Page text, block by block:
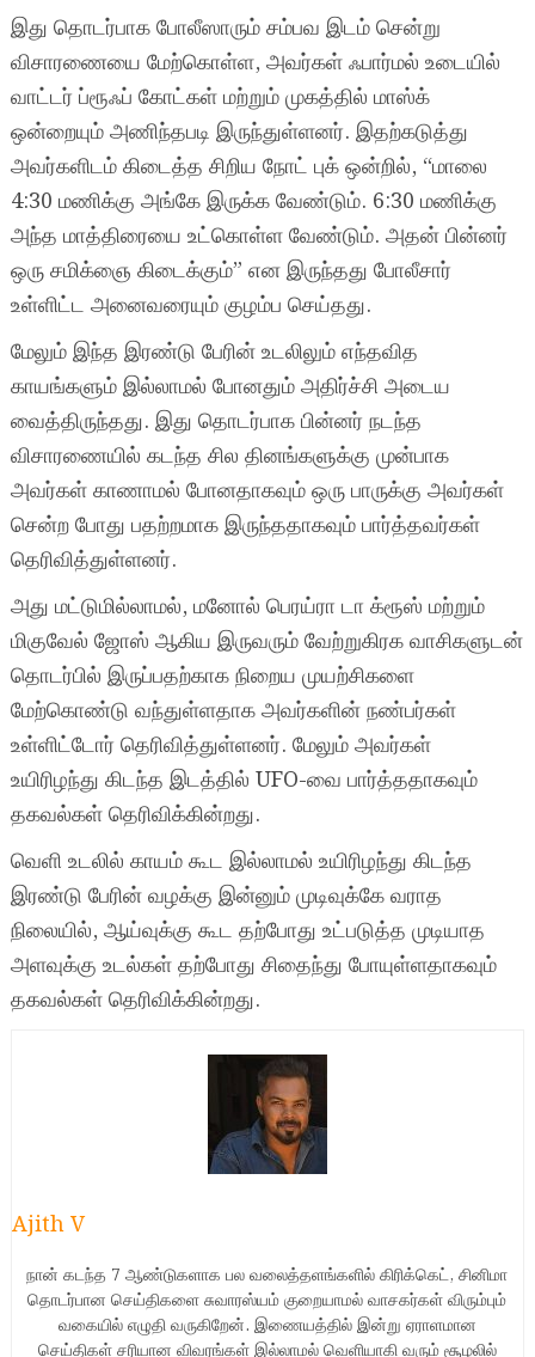
இது தொடர்பாக போலீஸாரும் சம்பவ இடம் சென்று
விசாரணையை மேற்கொள்ள, அவர்கள் ஃபார்மல் உடையில்
வாட்டர் ப்ரூஃப் கோட்கள் மற்றும் முகத்தில் மாஸ்க்
ஒன்றையும் அணிந்தபடி இருந்துள்ளனர். இதற்கடுத்து
அவர்களிடம் கிடைத்த சிறிய நோட் புக் ஒன்றில், “மாலை
4:30 மணிக்கு அங்கே இருக்க வேண்டும். 6:30 மணிக்கு
அந்த மாத்திரையை உட்கொள்ள வேண்டும். அதன் பின்னர்
ஒரு சமிக்ஞை கிடைக்கும்” என இருந்தது போலீசார்
உள்ளிட்ட அனைவரையும் குழம்ப செய்தது.
மேலும் இந்த இரண்டு பேரின் உடலிலும் எந்தவித
காயங்களும் இல்லாமல் போனதும் அதிர்ச்சி அடைய
வைத்திருந்தது. இது தொடர்பாக பின்னர் நடந்த
விசாரணையில் கடந்த சில தினங்களுக்கு முன்பாக
அவர்கள் காணாமல் போனதாகவும் ஒரு பாருக்கு அவர்கள்
சென்ற போது பதற்றமாக இருந்ததாகவும் பார்த்தவர்கள்
தெரிவித்துள்ளனர்.
அது மட்டுமில்லாமல், மனோல் பெரய்ரா டா க்ரூஸ் மற்றும்
மிகுவேல் ஜோஸ் ஆகிய இருவரும் வேற்றுகிரக வாசிகளுடன்
தொடர்பில் இருப்பதற்காக நிறைய முயற்சிகளை
மேற்கொண்டு வந்துள்ளதாக அவர்களின் நண்பர்கள்
உள்ளிட்டோர் தெரிவித்துள்ளனர். மேலும் அவர்கள்
உயிரிழந்து கிடந்த இடத்தில் UFO-வை பார்த்ததாகவும்
தகவல்கள் தெரிவிக்கின்றது.
வெளி உடலில் காயம் கூட இல்லாமல் உயிரிழந்து கிடந்த
இரண்டு பேரின் வழக்கு இன்னும் முடிவுக்கே வராத
நிலையில், ஆய்வுக்கு கூட தற்போது உட்படுத்த முடியாத
அளவுக்கு உடல்கள் தற்போது சிதைந்து போயுள்ளதாகவும்
தகவல்கள் தெரிவிக்கின்றது.
Ajith V
நான் கடந்த 7 ஆண்டுகளாக பல வலைத்தளங்களில் கிரிக்கெட், சினிமா
தொடர்பான செய்திகளை சுவாரஸ்யம் குறையாமல் வாசகர்கள் விரும்பும்
வகையில் எழுதி வருகிறேன். இணையத்தில் இன்று ஏராளமான
செய்திகள் சரியான விவரங்கள் இல்லாமல் வெளியாகி வரும் சூழலில்